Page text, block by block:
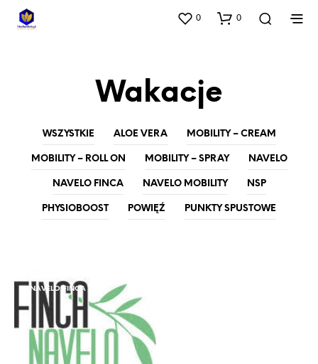
0 0
Wakacje
WSZYSTKIE ALOE VERA MOBILITY – CREAM
MOBILITY – ROLL ON MOBILITY – SPRAY NAVELO
NAVELO FINCA NAVELO MOBILITY NSP
PHYSIOBOOST POWIĘŹ PUNKTY SPUSTOWE
NAVELO FINCA